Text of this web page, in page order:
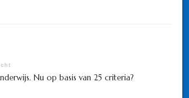
Nu op basis van 25 criteria?